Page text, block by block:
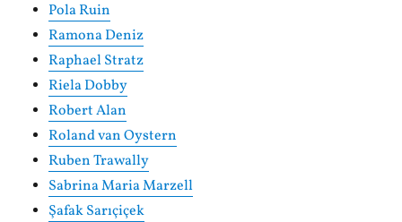
Pola Ruin
Ramona Deniz
Raphael Stratz
Riela Dobby
Robert Alan
Roland van Oystern
Ruben Trawally
Sabrina Maria Marzell
Şafak Sarıçiçek